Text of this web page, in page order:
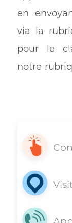
prix défiant
de Tp-
Vous
appelant